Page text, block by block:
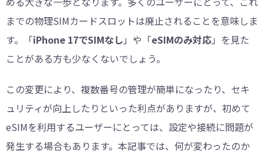
までの物理SIMカードスロットは廃止されることを意味しま
す。「iPhone 17でSIMなし 」や「eSIMのみ対応」を見た
ことがある方も少なくないでしょう。
この変更により、複数番号の管理が簡単になったり、セキ
ュリティが向上したりといった利点がありますが、初めて
eSIMを利用するユーザーにとっては、設定や接続に問題が
発生する場合もあります。本記事では、何が変わったのか